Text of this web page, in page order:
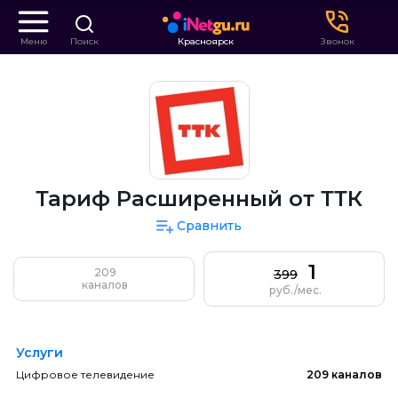
Меню Поиск Красноярск Звонок
Тариф Расширенный от ТТК
Сравнить
209
каналов
399 1
руб./мес.
Услуги
Цифровое телевидение 209 каналов